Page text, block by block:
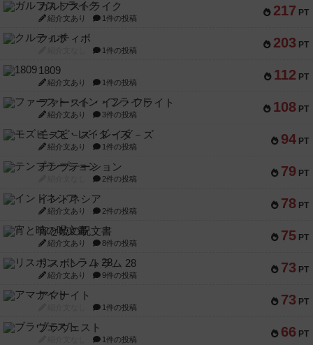
217 PT
ガルフストライク
紹介文あり 1件の投稿
203 PT
クルティボ
1件の投稿
112 PT
1809
紹介文あり 1件の投稿
108 PT
ファースト・イン・フライト
紹介文あり 3件の投稿
94 PT
モズビ－ズ・レイダ－ズ
紹介文あり 1件の投稿
79 PT
テンプテーション
2件の投稿
78 PT
インドネシア
紹介文あり 2件の投稿
75 PT
宵と暁の呪文書
紹介文あり 8件の投稿
73 PT
リスボン・トラム 28
紹介文あり 9件の投稿
73 PT
アマナイト
1件の投稿
66 PT
ブラヴェスト
1件の投稿